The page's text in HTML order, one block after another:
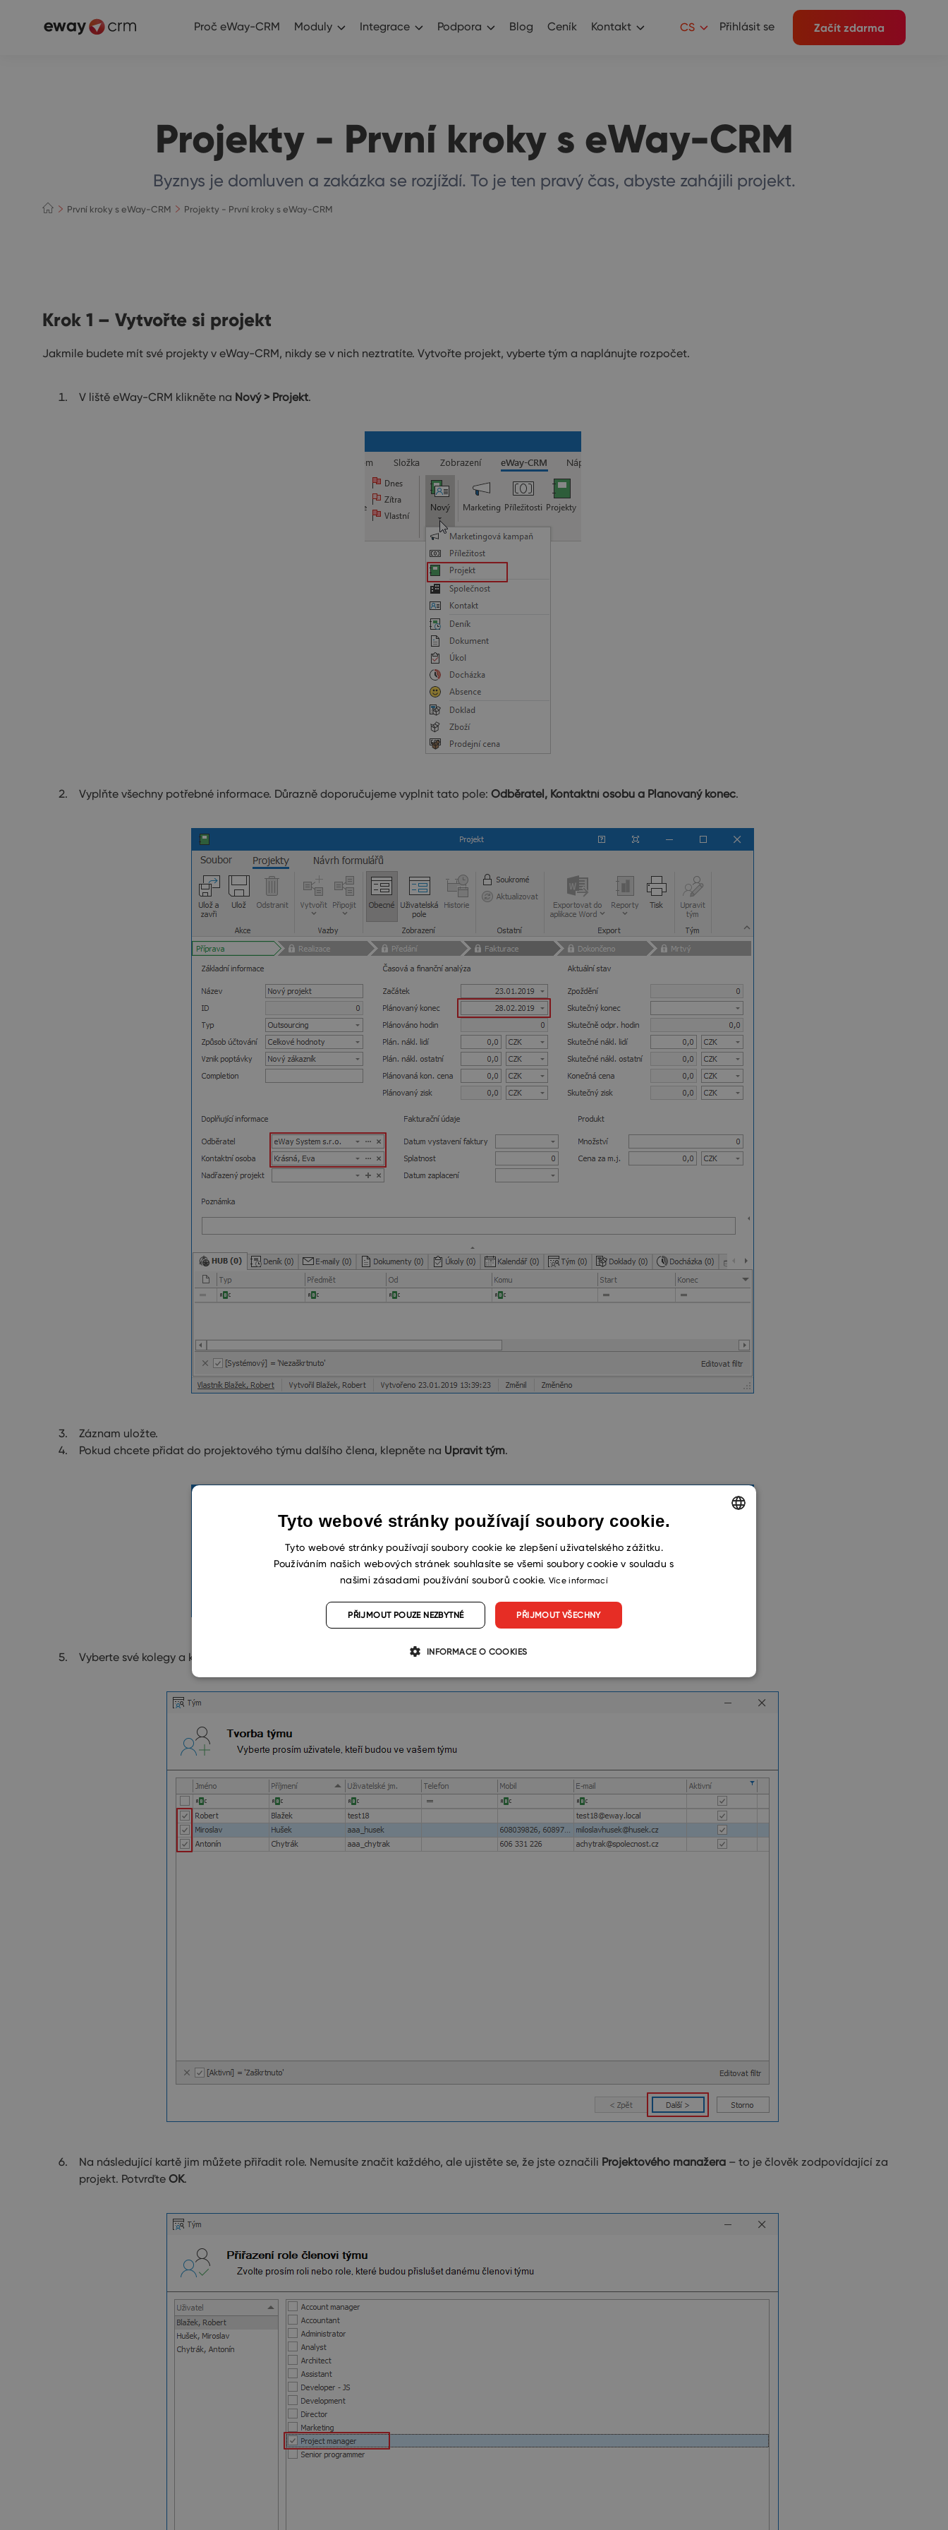
Proč eWay-CRM Moduly Integrace Podpora Blog Ceník Kontakt CS Přihlásit se Začít zdarma
Projekty - První kroky s eWay-CRM
Byznys je domluven a zakázka se rozjíždí. To je ten pravý čas, abyste zahájili projekt.
První kroky s eWay-CRM Projekty - První kroky s eWay-CRM
Krok 1 – Vytvořte si projekt
Jakmile budete mít své projekty v eWay-CRM, nikdy se v nich neztratíte. Vytvořte projekt, vyberte tým a naplánujte rozpočet.
V liště eWay-CRM klikněte na Nový > Projekt.
Vyplňte všechny potřebné informace. Důrazně doporučujeme vyplnit tato pole: Odběratel, Kontaktní osobu a Planovaný konec.
Záznam uložte.
Pokud chcete přidat do projektového týmu dalšího člena, klepněte na Upravit tým.
Vyberte své kolegy a klikněte na
Na následující kartě jim můžete přiřadit role. Nemusíte značit každého, ale ujistěte se, že jste označili Projektového manažera – to je člověk zodpovídající za
projekt. Potvrďte OK.
Tyto webové stránky používají soubory cookie.
Tyto webové stránky používají soubory cookie ke zlepšení uživatelského zážitku.
Používáním našich webových stránek souhlasíte se všemi soubory cookie v souladu s
našimi zásadami používání souborů cookie. Více informací
PŘIJMOUT VŠECHNY
PŘIJMOUT POUZE NEZBYTNÉ
INFORMACE O COOKIES